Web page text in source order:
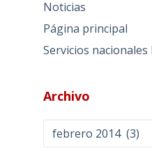
Noticias
Página principal
Servicios nacionales
Archivo
Archivo